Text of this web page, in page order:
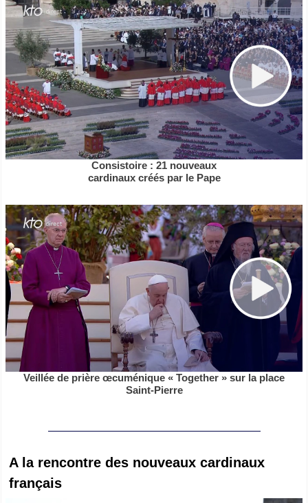
Consistoire : 21 nouveaux
cardinaux créés par le Pape
Veillée de prière œcuménique « Together » sur la place
Saint-Pierre
A la rencontre des nouveaux cardinaux
français